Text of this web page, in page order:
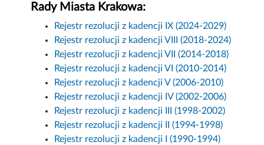
Rady Miasta Krakowa:
Rejestr rezolucji z kadencji IX (2024-2029)
Rejestr rezolucji z kadencji VIII (2018-2024)
Rejestr rezolucji z kadencji VII (2014-2018)
Rejestr rezolucji z kadencji VI (2010-2014)
Rejestr rezolucji z kadencji V (2006-2010)
Rejestr rezolucji z kadencji IV (2002-2006)
Rejestr rezolucji z kadencji III (1998-2002)
Rejestr rezolucji z kadencji II (1994-1998)
Rejestr rezolucji z kadencji I (1990-1994)